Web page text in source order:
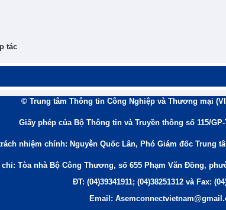
tác
© Trung tâm Thông tin Công Nghiệp và Thương mại
Giấy phép của Bộ Thông tin và Truyền thông số 115/
nhiệm chính: Nguyễn Quốc Lân, Phó Giám đốc Trung
Tòa nhà Bộ Công Thương, số 655 Phạm Văn Đồng,
ĐT: (04)39341911; (04)38251312 và Fax:
Email: